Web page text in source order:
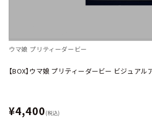
ウマ娘 プリティーダービー
【BOX】ウマ娘 プリティーダービー ビジュアル
¥4,400 (税込)